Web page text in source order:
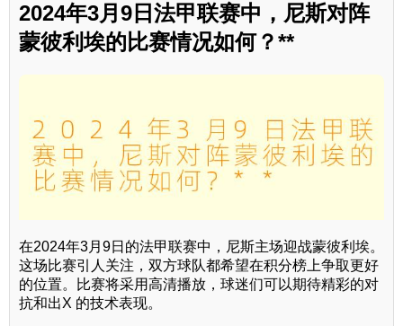
2024年3月9日法甲联赛中，尼斯对阵
蒙彼利埃的比赛情况如何？**
在2024年3月9日的法甲联赛中，尼斯主场迎战蒙彼利埃。
这场比赛引人关注，双方球队都希望在积分榜上争取更好
的位置。比赛将采用高清播放，球迷们可以期待精彩的对
抗和出X 的技术表现。